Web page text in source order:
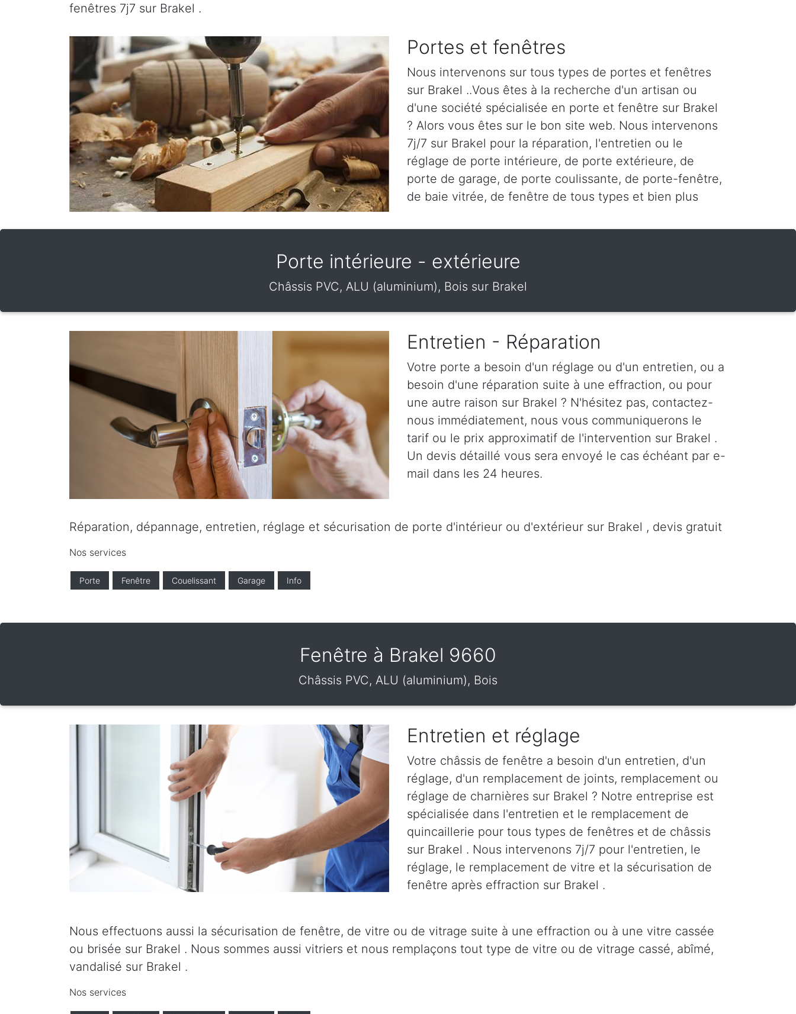
fenêtres 7j7 sur Brakel .
Portes et fenêtres
Nous intervenons sur tous types de portes et fenêtres
sur Brakel ..Vous êtes à la recherche d'un artisan ou
d'une société spécialisée en porte et fenêtre sur Brakel
? Alors vous êtes sur le bon site web. Nous intervenons
7j/7 sur Brakel pour la réparation, l'entretien ou le
réglage de porte intérieure, de porte extérieure, de
porte de garage, de porte coulissante, de porte-fenêtre,
de baie vitrée, de fenêtre de tous types et bien plus
Porte intérieure - extérieure
Châssis PVC, ALU (aluminium), Bois sur Brakel
Entretien - Réparation
Votre porte a besoin d'un réglage ou d'un entretien, ou a
besoin d'une réparation suite à une effraction, ou pour
une autre raison sur Brakel ? N'hésitez pas, contactez-
nous immédiatement, nous vous communiquerons le
tarif ou le prix approximatif de l'intervention sur Brakel .
Un devis détaillé vous sera envoyé le cas échéant par e-
mail dans les 24 heures.
Réparation, dépannage, entretien, réglage et sécurisation de porte d'intérieur ou d'extérieur sur Brakel , devis gratuit
Nos services
Porte Fenêtre Couelissant Garage Info
Fenêtre à Brakel 9660
Châssis PVC, ALU (aluminium), Bois
Entretien et réglage
Votre châssis de fenêtre a besoin d'un entretien, d'un
réglage, d'un remplacement de joints, remplacement ou
réglage de charnières sur Brakel ? Notre entreprise est
spécialisée dans l'entretien et le remplacement de
quincaillerie pour tous types de fenêtres et de châssis
sur Brakel . Nous intervenons 7j/7 pour l'entretien, le
réglage, le remplacement de vitre et la sécurisation de
fenêtre après effraction sur Brakel .
Nous effectuons aussi la sécurisation de fenêtre, de vitre ou de vitrage suite à une effraction ou à une vitre cassée
ou brisée sur Brakel . Nous sommes aussi vitriers et nous remplaçons tout type de vitre ou de vitrage cassé, abîmé,
vandalisé sur Brakel .
Nos services